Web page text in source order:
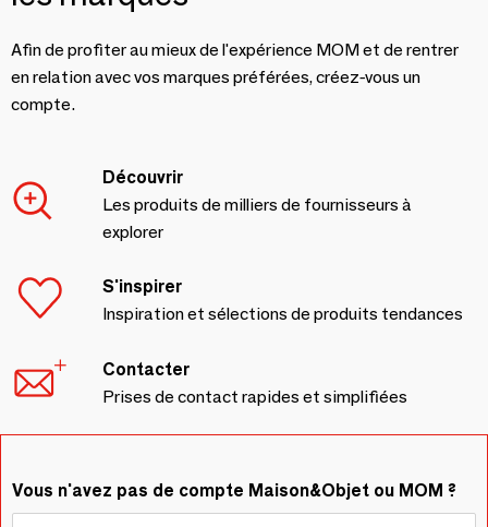
Afin de profiter au mieux de l'expérience MOM et de rentrer
en relation avec vos marques préférées, créez-vous un
compte.
Découvrir
Les produits de milliers de fournisseurs à
explorer
S'inspirer
Inspiration et sélections de produits tendances
Contacter
Prises de contact rapides et simplifiées
Vous n'avez pas de compte Maison&Objet ou MOM ?